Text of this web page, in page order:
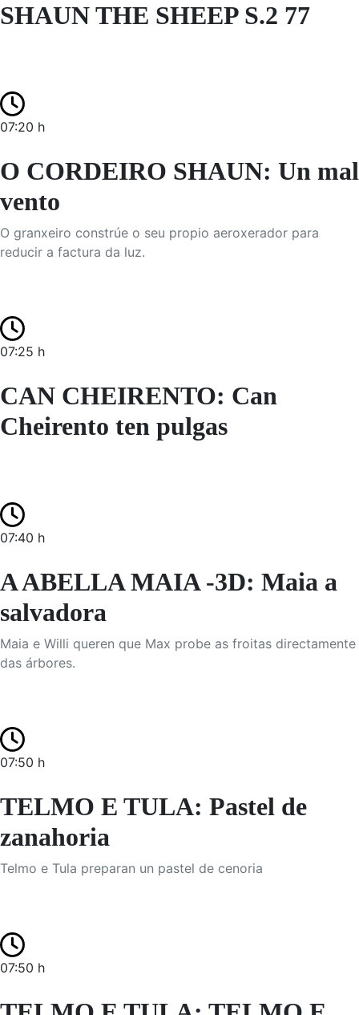
SHAUN THE SHEEP S.2 77
07:20 h
O CORDEIRO SHAUN: Un mal
vento
O granxeiro constrúe o seu propio aeroxerador para
reducir a factura da luz.
07:25 h
CAN CHEIRENTO: Can
Cheirento ten pulgas
07:40 h
A ABELLA MAIA -3D: Maia a
salvadora
Maia e Willi queren que Max probe as froitas directamente
das árbores.
07:50 h
TELMO E TULA: Pastel de
zanahoria
Telmo e Tula preparan un pastel de cenoria
07:50 h